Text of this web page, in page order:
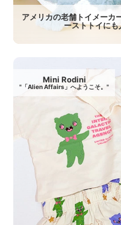
アメリカの老舗トイメーカ
ースト
Mini Rodini
"「Alien Affairs」へようこそ。"